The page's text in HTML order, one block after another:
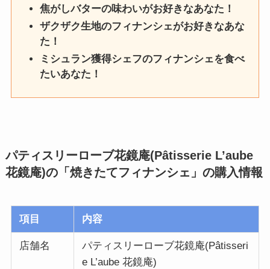
焦がしバターの味わいがお好きなあなた！
ザクザク生地のフィナンシェがお好きなあな
た！
ミシュラン獲得シェフのフィナンシェを食べ
たいあなた！
パティスリーローブ花鏡庵(Pâtisserie L’aube
花鏡庵)の「焼きたてフィナンシェ」の購入情報
項目 内容
店舗名
パティスリーローブ花鏡庵(Pâtisseri
e L’aube 花鏡庵)